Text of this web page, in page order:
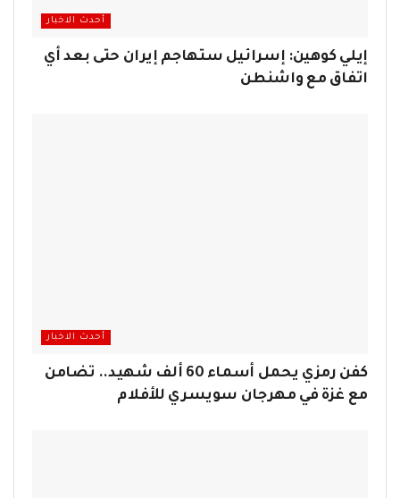
أحدث الاخبار
إيلي كوهين: إسرائيل ستهاجم إيران حتى بعد أي
اتفاق مع واشنطن
أحدث الاخبار
كفن رمزي يحمل أسماء 60 ألف شهيد.. تضامن
مع غزة في مهرجان سويسري للأفلام